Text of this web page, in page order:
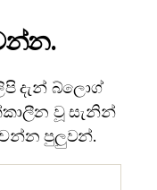
දැන් බ්ලොග්
වූ සැනින්
පුලුවන්.